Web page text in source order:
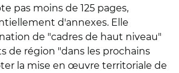
pas moins de 125 pages,
d'annexes. Elle
de "cadres de haut niveau"
de région "dans les prochains
la mise en œuvre territoriale de